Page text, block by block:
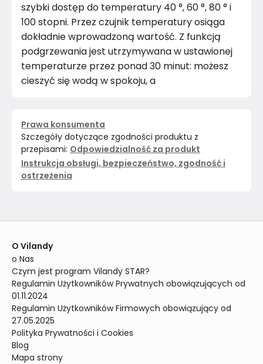
szybki dostęp do temperatury 40 °, 60 °, 80 ° i
100 stopni. Przez czujnik temperatury osiąga
dokładnie wprowadzoną wartość. Z funkcją
podgrzewania jest utrzymywana w ustawionej
temperaturze przez ponad 30 minut: możesz
cieszyć się wodą w spokoju, a
Prawa konsumenta
Szczegóły dotyczące zgodności produktu z
przepisami: Odpowiedzialność za produkt
Instrukcja obsługi, bezpieczeństwo, zgodność i
ostrzeżenia
O Vilandy
o Nas
Czym jest program Vilandy STAR?
Regulamin Użytkowników Prywatnych obowiązujących od
01.11.2024
Regulamin Użytkowników Firmowych obowiązujący od
27.05.2025
Polityka Prywatności i Cookies
Blog
Mapa strony